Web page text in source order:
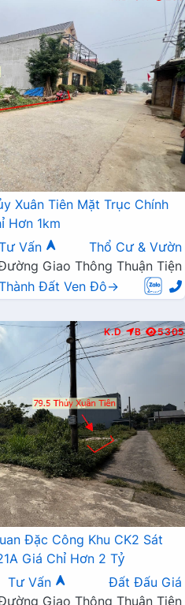
Xuân Tiên Mặt Trục Chính
Hơn 1km
Vấn
Thổ Cư & Vườn
Giao Thông Thuận Tiện
Đất Ven Đô→
K.D B 5305
Đặc Công Khu CK2 Sát
Giá Chỉ Hơn 2 Tỷ
Tư Vấn
Đất Đấu Giá
Giao Thông Thuận Tiện